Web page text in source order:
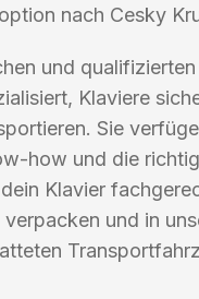
nach Cesky
und
Klaviere
Sie
how und die
Klavier
und in